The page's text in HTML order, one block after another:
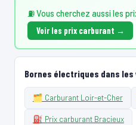
⛽ Vous cherchez aussi les
Voir les prix carburant →
Bornes électriques dans
🗂️ Carburant Loir-et-Cher
⛽ Prix carburant Bracieux